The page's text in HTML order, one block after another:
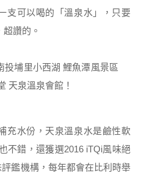
支可以喝的「溫泉水」，只要
讚的。
充水份，天泉溫泉水是鹼性軟
不錯，還獲選2016 iTQi風味絕
鑑機構，每年都會在比利時舉